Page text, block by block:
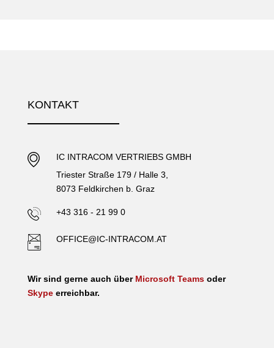
KONTAKT
IC INTRACOM VERTRIEBS GMBH
Triester Straße 179 / Halle 3,
8073 Feldkirchen b. Graz
+43 316 - 21 99 0
OFFICE@IC-INTRACOM.AT
Wir sind gerne auch über Microsoft Teamsoder
Skypeerreichbar.